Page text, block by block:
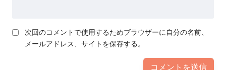
次回のコメントで使用するためブラウザーに自分の名前、
メールアドレス、サイトを保存する。